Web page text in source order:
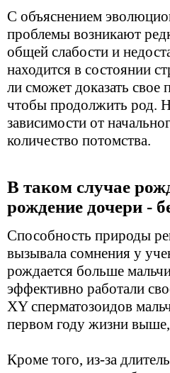
С объяснением
проблемы возникают
общей слабости и
находится в состоянии
ли сможет доказать свое
чтобы продолжить род.
зависимости от
количество потомства.
В таком случае
рождение дочери -
Способность природы
вызывала сомнения у
рождается больше
эффективно работали
XY сперматозоидов
первом году жизни
Кроме того, из-за